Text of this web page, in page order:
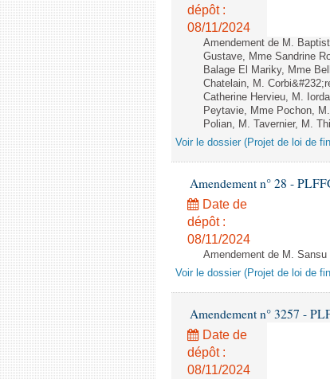
dépôt :
08/11/2024
Amendement de M.
Gustave, Mme Sandrine
Balage El Mariky, Mme
Chatelain, M.
Catherine Hervieu, M.
Peytavie, Mme Pochon,
Polian, M. Tavernier, M.
Voir le dossier (Projet de loi de
Amendement n° 28 -
Date de
dépôt :
08/11/2024
Amendement de M. Sansu
Voir le dossier (Projet de loi de
Amendement n° 3257 -
Date de
dépôt :
08/11/2024